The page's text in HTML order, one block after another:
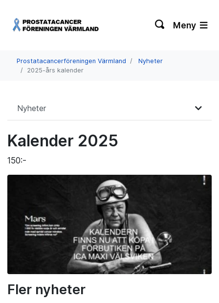
Meny
Prostatacancerföreningen Värmland
Nyheter
2025-års kalender
Nyheter
Kalender 2025
150:-
Fler nyheter